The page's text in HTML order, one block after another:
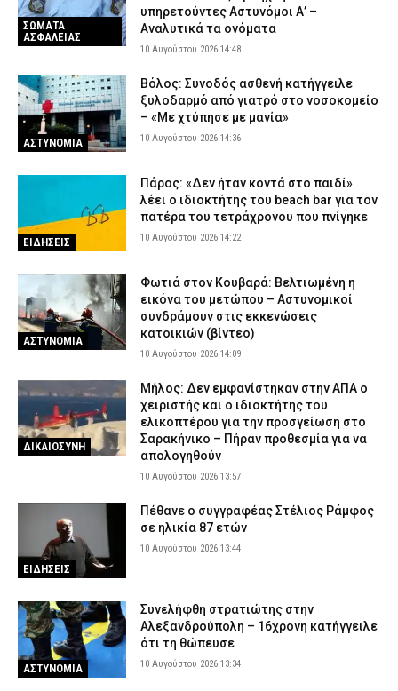
Φωτιά τώρα στον Κουβαρά – Ήχησε το «112» για εκκένωση του
Αγίου Στυλιανού
ΕΙΔΗΣΕΙΣ 10 Αυγούστου 2026 08:28
Στο μικροσκόπιο της ΑΑΔΕ και οι μικρές μεταφορές χρημάτων
μέσω IRIS – Τι ισχύει για χαρτζιλίκια και δωρεές
CAPITAL 10 Αυγούστου 2026 08:14
Σε κατάσταση «Red Code» σήμερα η Αττική και άλλες έξι
10 Αυγούστου 2026 08:01
ΣΩΜΑΤΑ
ΑΣΦΑΛΕΙΑΣ
υπηρετούντες Αστυνόμοι Α’ –
Αναλυτικά τα ονόματα
10 Αυγούστου 2026 14:48
ΑΣΤΥΝΟΜΙΑ
Βόλος: Συνοδός ασθενή κατήγγειλε
ξυλοδαρμό από γιατρό στο νοσοκομείο
– «Με χτύπησε με μανία»
10 Αυγούστου 2026 14:36
ΕΙΔΗΣΕΙΣ
Πάρος: «Δεν ήταν κοντά στο παιδί»
λέει ο ιδιοκτήτης του beach bar για τον
πατέρα του τετράχρονου που πνίγηκε
10 Αυγούστου 2026 14:22
ΑΣΤΥΝΟΜΙΑ
Φωτιά στον Κουβαρά: Βελτιωμένη η
εικόνα του μετώπου – Αστυνομικοί
συνδράμουν στις εκκενώσεις
κατοικιών (βίντεο)
10 Αυγούστου 2026 14:09
ΔΙΚΑΙΟΣΥΝΗ
Μήλος: Δεν εμφανίστηκαν στην ΑΠΑ ο
χειριστής και ο ιδιοκτήτης του
ελικοπτέρου για την προσγείωση στο
Σαρακήνικο – Πήραν προθεσμία για να
απολογηθούν
10 Αυγούστου 2026 13:57
ΕΙΔΗΣΕΙΣ
Πέθανε ο συγγραφέας Στέλιος Ράμφος
σε ηλικία 87 ετών
10 Αυγούστου 2026 13:44
ΑΣΤΥΝΟΜΙΑ
Συνελήφθη στρατιώτης στην
Αλεξανδρούπολη – 16χρονη κατήγγειλε
ότι τη θώπευσε
10 Αυγούστου 2026 13:34